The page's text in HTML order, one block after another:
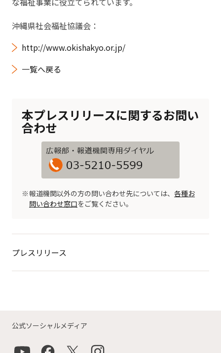
沖縄県社会福祉協議会：
http://www.okishakyo.or.jp/
一覧へ戻る
本プレスリリースに関するお問い
合わせ
報道機関以外の方の問い合わせ先については、 各種お
問い合わせ窓口をご覧ください。
プレスリリース
公式ソーシャルメディア